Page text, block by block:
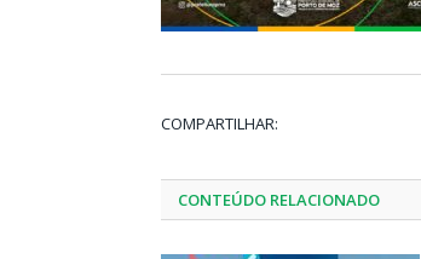
COMPARTILHAR:
CONTEÚDO RELACIONADO